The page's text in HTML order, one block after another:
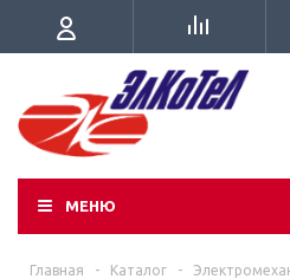
МЕНЮ
Главная - Каталог -